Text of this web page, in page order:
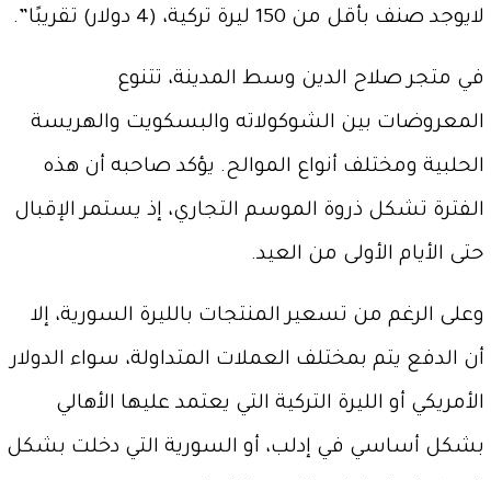
لايوجد صنف بأقل من 150 ليرة تركية، (4 دولار) تقريبًا”.
في متجر صلاح الدين وسط المدينة، تتنوع
المعروضات بين الشوكولاته والبسكويت والهريسة
الحلبية ومختلف أنواع الموالح. يؤكد صاحبه أن هذه
الفترة تشكل ذروة الموسم التجاري، إذ يستمر الإقبال
حتى الأيام الأولى من العيد.
وعلى الرغم من تسعير المنتجات بالليرة السورية، إلا
أن الدفع يتم بمختلف العملات المتداولة، سواء الدولار
الأمريكي أو الليرة التركية التي يعتمد عليها الأهالي
بشكل أساسي في إدلب، أو السورية التي دخلت بشكل